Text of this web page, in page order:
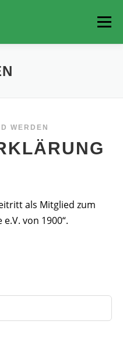
Menü
MITGLIED WERDEN
WERDEN
als Mitglied zum
von 1900“.